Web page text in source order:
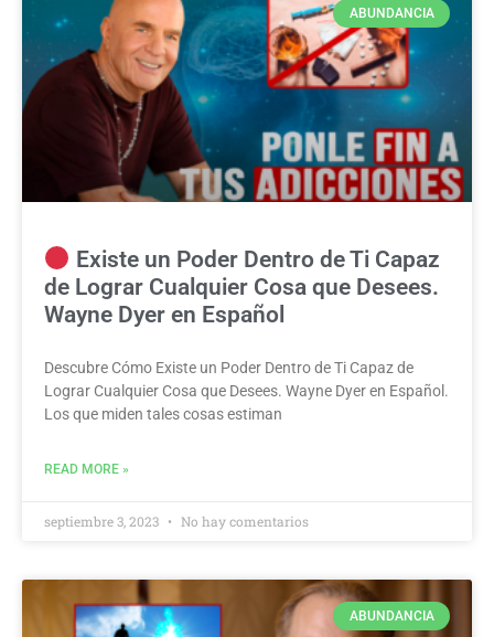
ABUNDANCIA
Existe un Poder Dentro de Ti Capaz
de Lograr Cualquier Cosa que Desees.
Wayne Dyer en Español
Descubre Cómo Existe un Poder Dentro de Ti Capaz de
Lograr Cualquier Cosa que Desees. Wayne Dyer en Español.
Los que miden tales cosas estiman
READ MORE »
septiembre 3, 2023 No hay comentarios
ABUNDANCIA